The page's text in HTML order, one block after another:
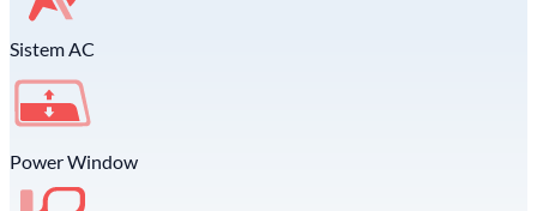
Sistem AC
Power Window